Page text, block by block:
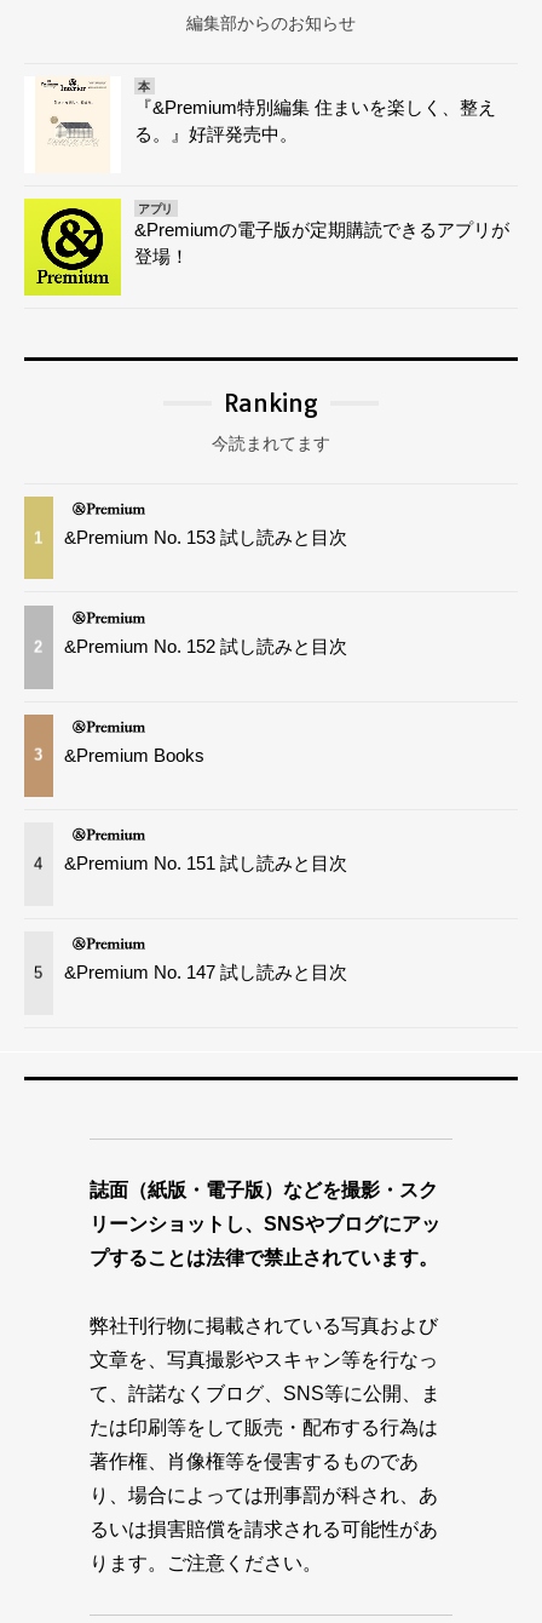
編集部からのお知らせ
本
『&Premium特別編集 住まいを楽しく、整え
る。』好評発売中。
アプリ
&Premiumの電子版が定期購読できるアプリが
登場！
Ranking
今読まれてます
1 &Premium No. 153 試し読みと目次
2 &Premium No. 152 試し読みと目次
3 &Premium Books
4 &Premium No. 151 試し読みと目次
5 &Premium No. 147 試し読みと目次
誌面（紙版・電子版）などを撮影・スク
リーンショットし、SNSやブログにアッ
プすることは法律で禁止されています。
弊社刊行物に掲載されている写真および
文章を、写真撮影やスキャン等を行なっ
て、許諾なくブログ、SNS等に公開、ま
たは印刷等をして販売・配布する行為は
著作権、肖像権等を侵害するものであ
り、場合によっては刑事罰が科され、あ
るいは損害賠償を請求される可能性があ
ります。ご注意ください。